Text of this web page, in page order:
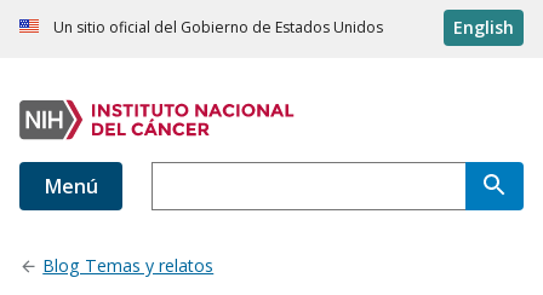
Un sitio oficial del Gobierno de Estados Unidos English
Menú
Blog Temas y relatos